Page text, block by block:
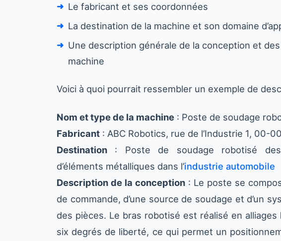
Le fabricant et ses coordonnées
La destination de la machine et son domaine
Une description générale de la conception et
machine
Voici à quoi pourrait ressembler un exemple de
Nom et type de la machine : Poste de soudage
Fabricant : ABC Robotics, rue de l’Industrie 1, 00-
Destination : Poste de soudage robotisé
d’éléments métalliques dans l’industrie automobile
Description de la conception : Le poste se
de commande, d’une source de soudage et d’un
des pièces. Le bras robotisé est réalisé en alliages
six degrés de liberté, ce qui permet un